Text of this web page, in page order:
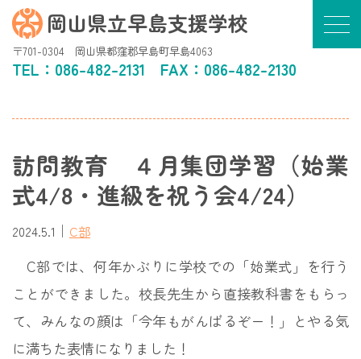
岡山県立早島支援学校
〒701-0304 岡山県都窪郡早島町早島4063
TEL： 086-482-2131 FAX：086-482-2130
訪問教育 ４月集団学習（始業
式4/8・進級を祝う会4/24）
2024.5.1 ｜ C部
C部では、何年かぶりに学校での「始業式」を行う
ことができました。校長先生から直接教科書をもらっ
て、みんなの顔は「今年もがんばるぞー！」とやる気
に満ちた表情になりました！